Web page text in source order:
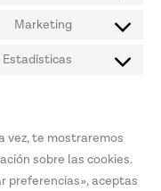
Marketing
Estadísticas
vez, te mostraremos
sobre las cookies.
preferencias», aceptas